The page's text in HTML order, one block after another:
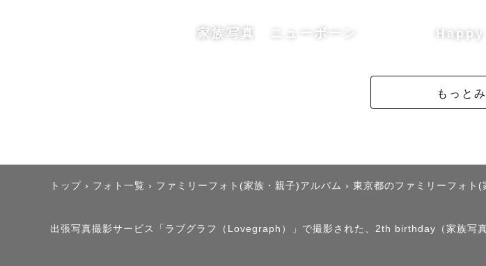
一人の女性が母になる大切な時間を思い
『マタニティのゆうかりす 。』と周りの
🍼アートニューボーンフォト
”生まれてきてくれて、ありがとう”の想い
家族写真 ニューボーン
もっと
トップ › フォト一覧 › ファミリーフォト(家族・親子)アルバム › 東京都のファミリーフォト(
出張写真撮影サービス「ラブグラフ（Lovegraph）」で撮影された、2th birthday（家族写